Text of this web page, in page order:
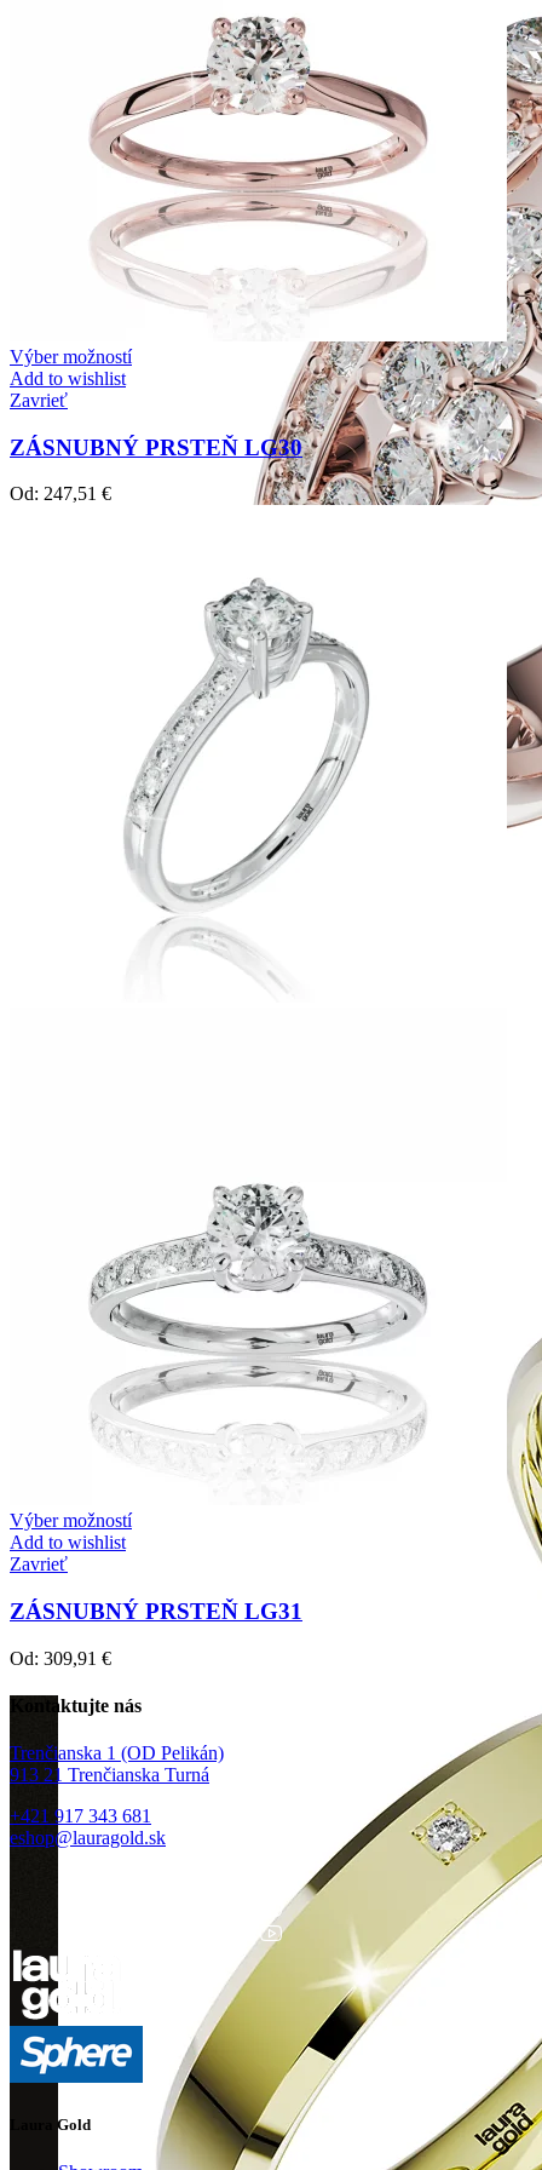
Svadobné obrúčky
Výber možností
Add to wishlist
Zavrieť
ZÁSNUBNÝ PRSTEŇ LG30
Od: 247,51 €
Výber možností
Add to wishlist
Zavrieť
ZÁSNUBNÝ PRSTEŇ LG31
Od: 309,91 €
Kontaktujte nás
Trenčianska 1 (OD Pelikán)
913 21 Trenčianska Turná
+421 917 343 681
eshop@lauragold.sk
Laura Gold